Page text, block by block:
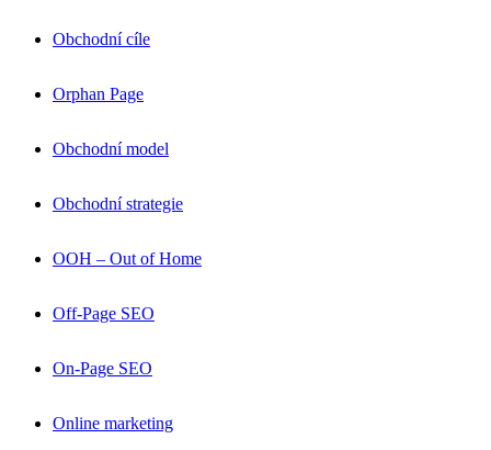
Obchodní cíle
Orphan Page
Obchodní model
Obchodní strategie
OOH – Out of Home
Off-Page SEO
On-Page SEO
Online marketing